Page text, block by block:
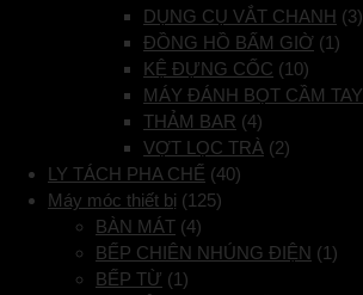
DỤNG CỤ VẮT CHANH (3)
ĐỒNG HỒ BẤM GIỜ (1)
KỆ ĐỰNG CỐC (10)
MÁY ĐÁNH BỌT CẦM TAY
THẢM BAR (4)
VỢT LỌC TRÀ (2)
LY TÁCH PHA CHẾ (40)
Máy móc thiết bị (125)
BÀN MÁT (4)
BẾP CHIÊN NHÚNG ĐIỆN (1)
BẾP TỪ (1)